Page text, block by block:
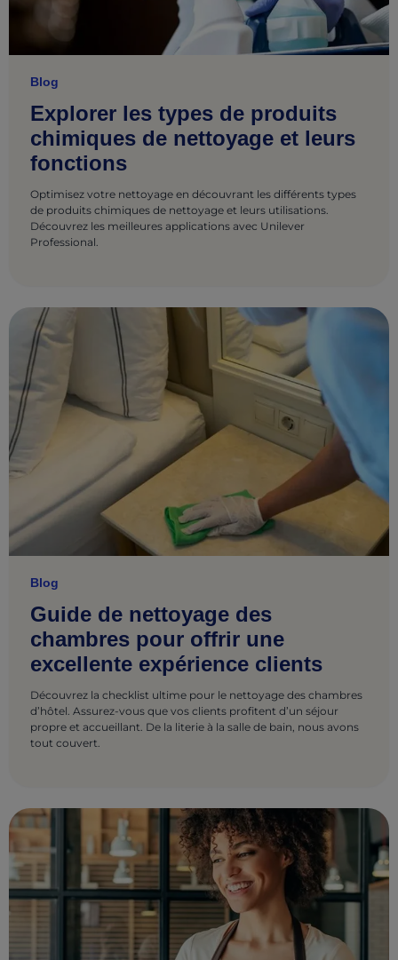
Blog
Explorer les types de produits
chimiques de nettoyage et leurs
fonctions
Optimisez votre nettoyage en découvrant les différents types
de produits chimiques de nettoyage et leurs utilisations.
Découvrez les meilleures applications avec Unilever
Professional.
Blog
Guide de nettoyage des
chambres pour offrir une
excellente expérience clients
Découvrez la checklist ultime pour le nettoyage des chambres
d’hôtel. Assurez-vous que vos clients profitent d’un séjour
propre et accueillant. De la literie à la salle de bain, nous avons
tout couvert.